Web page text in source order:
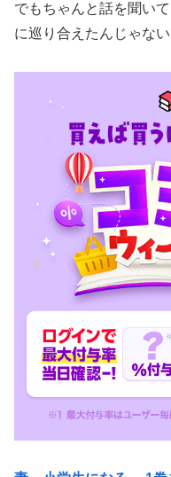
でもちゃんと話を聞い
に巡り合えたんじゃな